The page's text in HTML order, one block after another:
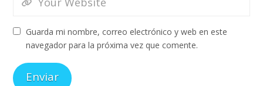
Guarda mi nombre, correo electrónico y web en este
navegador para la próxima vez que comente.